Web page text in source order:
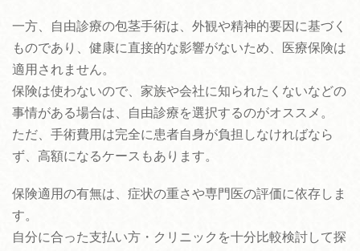
一方、自由診療の包茎手術は、外観や精神的要因に基づく
ものであり、健康に直接的な影響がないため、医療保険は
適用されません。
保険は使わないので、家族や会社に知られたくないなどの
事情がある場合は、自由診療を選択するのがオススメ。
ただ、手術費用は完全に患者自身が負担しなければなら
ず、高額になるケースもあります。
保険適用の有無は、症状の重さや専門医の評価に依存しま
す。
自分に合った支払い方・クリニックを十分比較検討して探